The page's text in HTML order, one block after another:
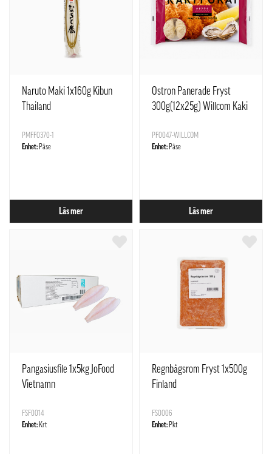
Naruto Maki 1x160g Kibun
Thailand
PMFF0370-1
Enhet: Påse
Läs mer
Ostron Panerade Fryst
300g(12x25g) Willcom Kaki
PF0047-WILLCOM
Enhet: Påse
Läs mer
Pangasiusfile 1x5kg JoFood
Vietnamn
FSF0014
Enhet: Krt
Regnbågsrom Fryst 1x500g
Finland
FS0006
Enhet: Pkt